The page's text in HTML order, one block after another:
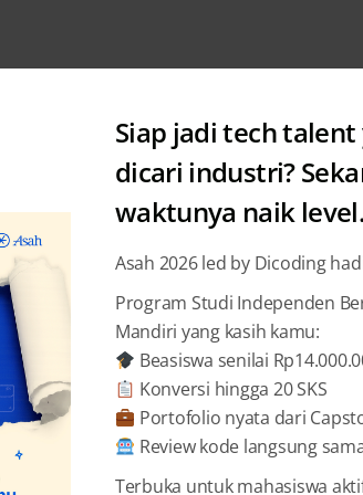
Fungsi,
Rizki
Siap jadi tech talent
dicari industri?
waktunya naik level.
Asah 2026 led by Dicoding
Program Studi Independen
Mandiri yang kasih kamu:
Beasiswa senilai
Konversi hingga 20 SKS
Portofolio nyata dari
Review kode langsung
Terbuka untuk mahasiswa